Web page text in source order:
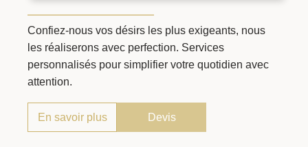
Confiez-nous vos désirs les plus exigeants, nous
les réaliserons avec perfection. Services
personnalisés pour simplifier votre quotidien avec
attention.
En savoir plus Devis